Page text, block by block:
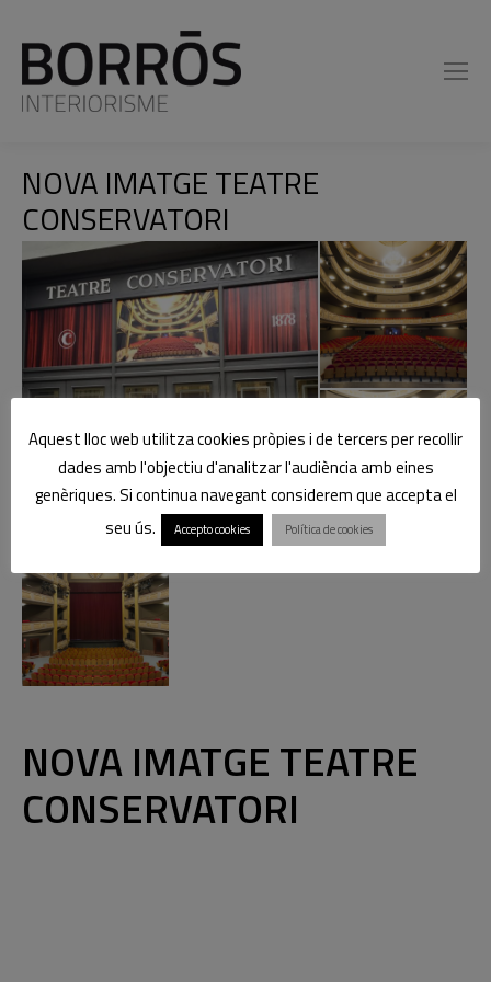
NOVA IMATGE TEATRE
CONSERVATORI
You are here:
NOVA IMATGE TEATRE
CONSERVATORI
Aquest lloc web utilitza cookies pròpies i de tercers per recollir
dades amb l'objectiu d'analitzar l'audiència amb eines
genèriques. Si continua navegant considerem que accepta el
seu ús.
Accepto cookies Política de cookies